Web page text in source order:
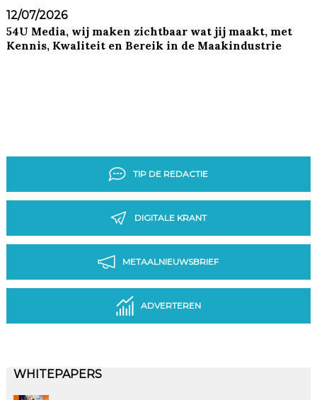
12/07/2026
54U Media, wij maken zichtbaar wat jij maakt, met
Kennis, Kwaliteit en Bereik in de Maakindustrie
TIP DE REDACTIE
DIGITALE KRANT
METAALNIEUWSBRIEF
ADVERTEREN
WHITEPAPERS